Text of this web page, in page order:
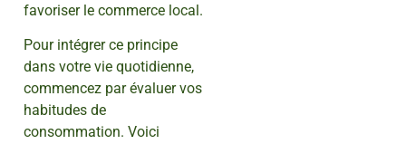
favoriser le commerce local.
Pour intégrer ce principe
dans votre vie quotidienne,
commencez par évaluer vos
habitudes de
consommation. Voici